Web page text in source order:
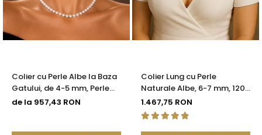
Colier cu Perle Albe la Baza
Gatului, de 4-5 mm, Perle
Rare, Calitate AAA+, Aur 14K
de la 957,43 RON
Colier Lung cu Perle
Naturale Albe, 6-7 mm, 120
cm, Închizătoare Argint 925
| KASKADDA®
1.467,75 RON